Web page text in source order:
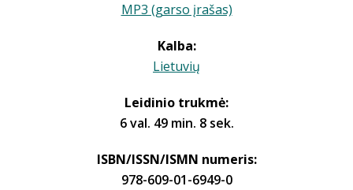
MP3 (garso įrašas)
Kalba:
Lietuvių
Leidinio trukmė:
6 val. 49 min. 8 sek.
ISBN/ISSN/ISMN numeris:
978-609-01-6949-0